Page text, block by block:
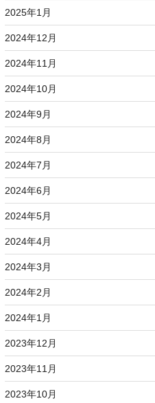
2025年1月
2024年12月
2024年11月
2024年10月
2024年9月
2024年8月
2024年7月
2024年6月
2024年5月
2024年4月
2024年3月
2024年2月
2024年1月
2023年12月
2023年11月
2023年10月